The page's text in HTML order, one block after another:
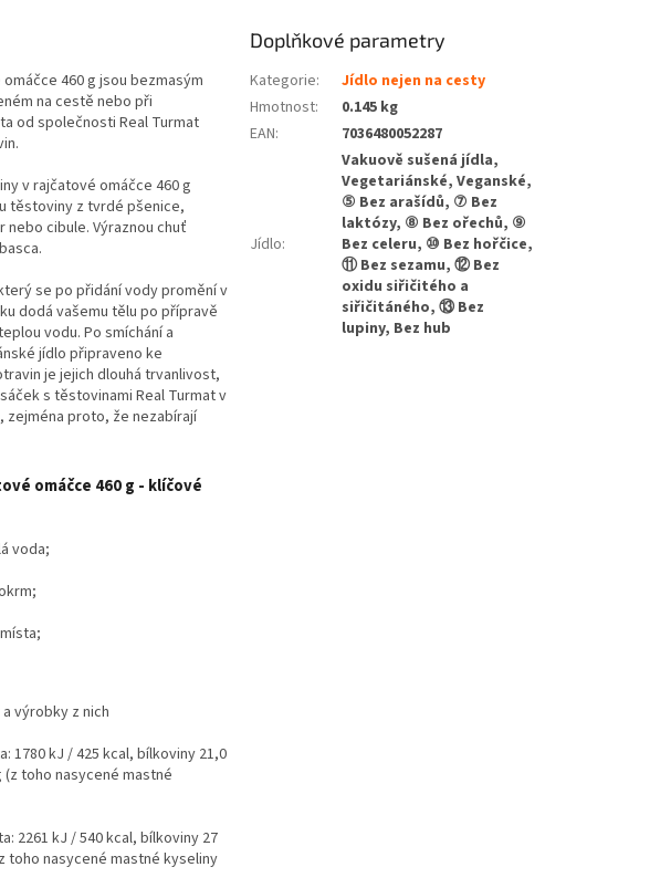
460 g jsou bezmasým
na cestě nebo při
od společnosti Real Turmat
v rajčatové omáčce 460 g
těstoviny z tvrdé pšenice,
cibule. Výraznou chuť
se po přidání vody promění v
dodá vašemu tělu po přípravě
vodu. Po smíchání a
jídlo připraveno ke
je jejich dlouhá trvanlivost,
s těstovinami Real Turmat v
zejména proto, že nezabírají
omáčce 460 g - klíčové
voda;
výrobky z nich
1780 kJ / 425 kcal, bílkoviny 21,0
toho nasycené mastné
2261 kJ / 540 kcal, bílkoviny 27
toho nasycené mastné kyseliny
Doplňkové parametry
Kategorie:
Jídlo nejen na cesty
Hmotnost:
0.145 kg
EAN: 7036480052287
Jídlo:
Vakuově sušená jídla,
Vegetariánské, Veganské,
⑤ Bez arašídů, ⑦ Bez
laktózy, ⑧ Bez ořechů, ⑨
Bez celeru, ⑩ Bez hořčice,
⑪ Bez sezamu, ⑫ Bez
oxidu siřičitého a
siřičitáného, ⑬ Bez
lupiny, Bez hub